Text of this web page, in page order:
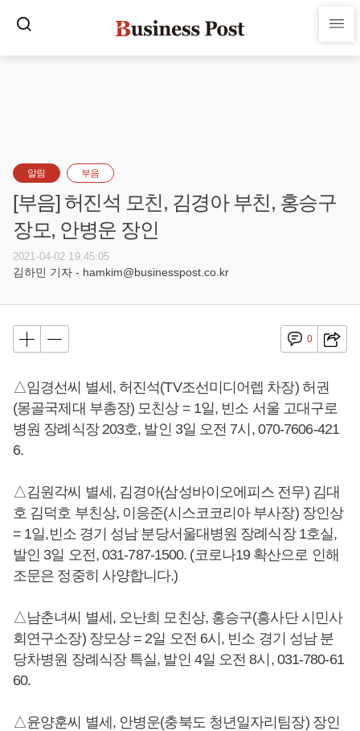
알림 부음
[부음] 허진석 모친, 김경아 부친, 홍승구
장모, 안병운 장인
2021-04-02 19:45:05
김하민 기자 - hamkim@businesspost.co.kr
0
△임경선씨 별세, 허진석(TV조선미디어렙 차장) 허권
(몽골국제대 부총장) 모친상 = 1일, 빈소 서울 고대구로
병원 장례식장 203호, 발인 3일 오전 7시, 070-7606-421
6.
△김원각씨 별세, 김경아(삼성바이오에피스 전무) 김대
호 김덕호 부친상, 이응준(시스코코리아 부사장) 장인상
= 1일,빈소 경기 성남 분당서울대병원 장례식장 1호실,
발인 3일 오전, 031-787-1500. (코로나19 확산으로 인해
조문은 정중히 사양합니다.)
△남춘녀씨 별세, 오난희 모친상, 홍승구(흥사단 시민사
회연구소장) 장모상 = 2일 오전 6시, 빈소 경기 성남 분
당차병원 장례식장 특실, 발인 4일 오전 8시, 031-780-61
60.
△윤양훈씨 별세, 안병운(충북도 청년일자리팀장) 장인